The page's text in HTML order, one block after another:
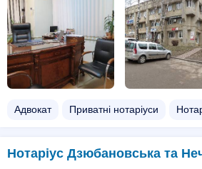
Адвокат Приватні нотаріуси
Нотаріус Дзюбановська та